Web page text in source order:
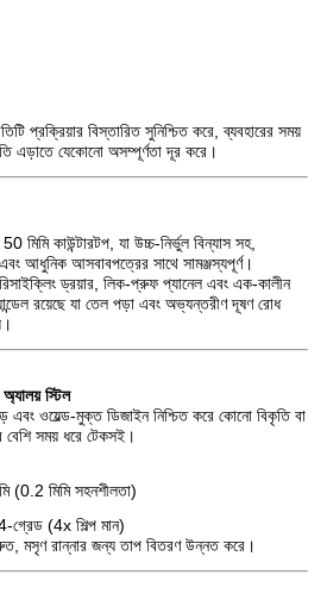
প্রক্রিয়ার বিস্তারিত সুনিশ্চিত করে, ব্যবহারের সময়
এড়াতে যেকোনো অসম্পূর্ণতা দূর করে।
মিমি কাউন্টারটপ, যা উচ্চ-নির্ভুল বিন্যাস সহ,
আধুনিক আসবাবপত্রের সাথে সামঞ্জস্যপূর্ণ।
ড্রয়ার, লিক-প্রুফ প্যানেল এবং এক-কালীন
রয়েছে যা তেল পড়া এবং অভ্যন্তরীণ দূষণ রোধ
স্টিল
এবং ওয়েল্ড-মুক্ত ডিজাইন নিশ্চিত করে কোনো বিকৃতি বা
বেশি সময় ধরে টেকসই।
(0.2 মিমি সহনশীলতা)
গ্রেড (4x শিল্প মান)
মসৃণ রান্নার জন্য তাপ বিতরণ উন্নত করে।